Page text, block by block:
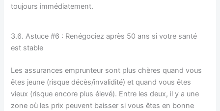
toujours immédiatement.
3.6. Astuce #6 : Renégociez après 50 ans si votre santé
est stable
Les assurances emprunteur sont plus chères quand vous
êtes jeune (risque décès/invalidité) et quand vous êtes
vieux (risque encore plus élevé). Entre les deux, il y a une
zone où les prix peuvent baisser si vous êtes en bonne